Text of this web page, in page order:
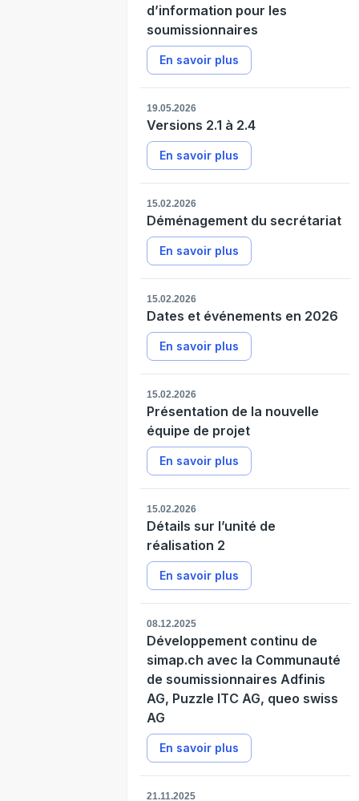
d’information pour les
soumissionnaires
En savoir plus
19.05.2026
Versions 2.1 à 2.4
En savoir plus
15.02.2026
Déménagement du secrétariat
En savoir plus
15.02.2026
Dates et événements en 2026
En savoir plus
15.02.2026
Présentation de la nouvelle
équipe de projet
En savoir plus
15.02.2026
Détails sur l’unité de
réalisation 2
En savoir plus
08.12.2025
Développement continu de
simap.ch avec la Communauté
de soumissionnaires Adfinis
AG, Puzzle ITC AG, queo swiss
AG
En savoir plus
21.11.2025